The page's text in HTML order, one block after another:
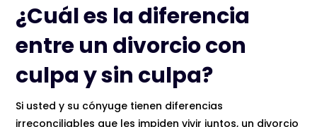
¿Cuál es la diferencia
entre un divorcio con
culpa y sin culpa?
Si usted y su cónyuge tienen diferencias
irreconciliables que les impiden vivir juntos, un divorcio